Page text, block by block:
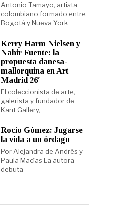
Antonio Tamayo, artista
colombiano formado entre
Bogotá y Nueva York
Kerry Harm Nielsen y
Nahir Fuente: la
propuesta danesa-
mallorquina en Art
Madrid 26′
El coleccionista de arte,
galerista y fundador de
Kant Gallery,
Rocío Gómez: Jugarse
la vida a un órdago
Por Alejandra de Andrés y
Paula Macías La autora
debuta